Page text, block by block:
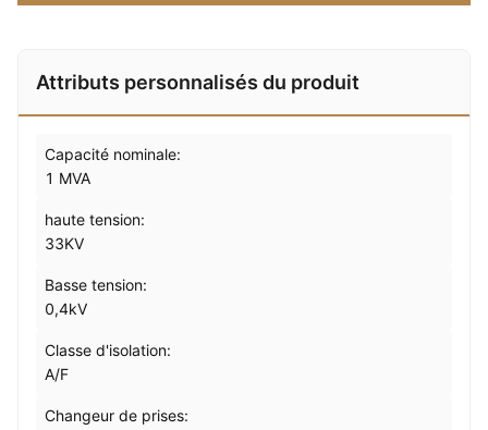
Attributs personnalisés du produit
Capacité nominale:
1 MVA
haute tension:
33KV
Basse tension:
0,4kV
Classe d'isolation:
A/F
Changeur de prises: